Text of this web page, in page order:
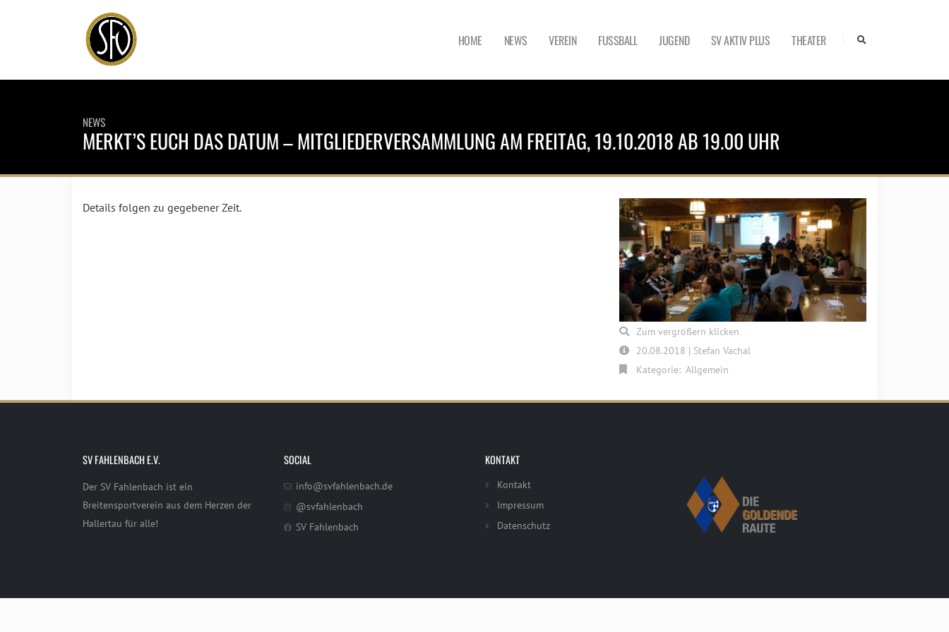
HOME NEWS VEREIN FUSSBALL JUGEND SV AKTIV PLUS THEATER
NEWS
MERKT’S EUCH DAS DATUM – MITGLIEDERVERSAMMLUNG AM FREITAG, 19.10.2018 AB 19.00 UHR
Details folgen zu gegebener Zeit.
Zum vergrößern klicken
20.08.2018 | Stefan Vachal
Kategorie: Allgemein
SV FAHLENBACH E.V.
Der SV Fahlenbach ist ein
Breitensportverein aus dem Herzen der
Hallertau für alle!
SOCIAL
info@svfahlenbach.de
@svfahlenbach
SV Fahlenbach
KONTAKT
Kontakt
Impressum
Datenschutz